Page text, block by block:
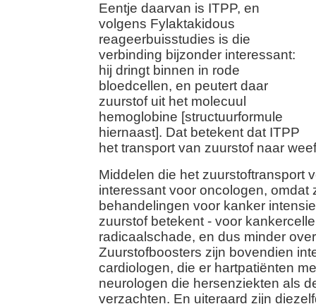
Eentje daarvan is ITPP, en
volgens Fylaktakidous
reageerbuisstudies is die
verbinding bijzonder interessant:
hij dringt binnen in rode
bloedcellen, en peutert daar
zuurstof uit het molecuul
hemoglobine [structuurformule
hiernaast]. Dat betekent dat ITPP
het transport van zuurstof naar
Middelen die het zuurstoftransport
interessant voor oncologen, omdat
behandelingen voor kanker
zuurstof betekent - voor
radicaalschade, en dus minder
Zuurstofboosters zijn bovendien
cardiologen, die er hartpatiënten
neurologen die hersenziekten als
verzachten. En uiteraard zijn